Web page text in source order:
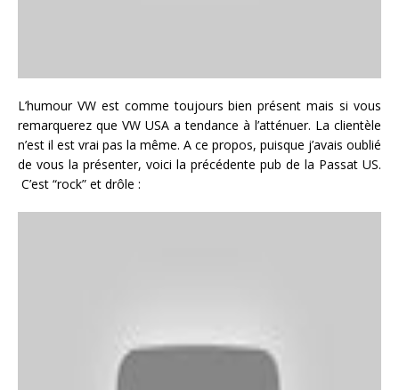
L’humour VW est comme toujours bien présent mais si vous
remarquerez que VW USA a tendance à l’atténuer. La clientèle
n’est il est vrai pas la même. A ce propos, puisque j’avais oublié
de vous la présenter, voici la précédente pub de la Passat US.
C’est “rock” et drôle :